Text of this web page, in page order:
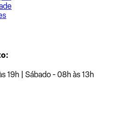
19h | Sábado - 08h às 13h